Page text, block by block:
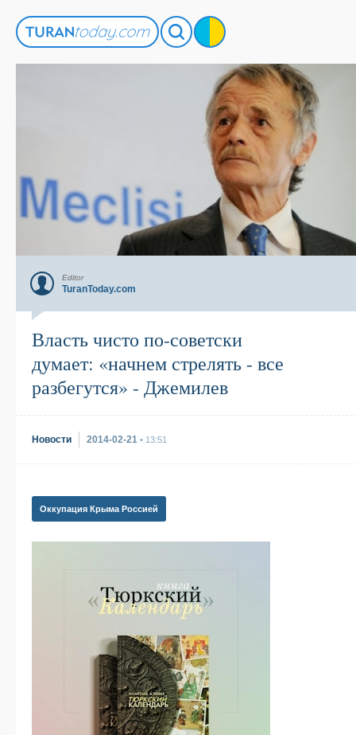
Editor
TuranToday.com
Власть чисто по-советски
думает: «начнем стрелять - все
разбегутся» - Джемилев
Новости 2014-02-21 • 13:51
Оккупация Крыма Россией